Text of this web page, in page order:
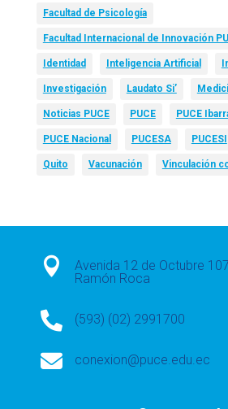
Facultad de Psicología
Facultad Internacional de Innovación
Identidad Inteligencia Artificial
Investigación Laudato Si’
Noticias PUCE PUCE PUCE
PUCE Nacional PUCESA PUCESI
Quito Vacunación Vinculación

Avenida 12 de Octubre
Ramón Roca
 (593) (02) 2991700
 conexion@puce.edu.ec